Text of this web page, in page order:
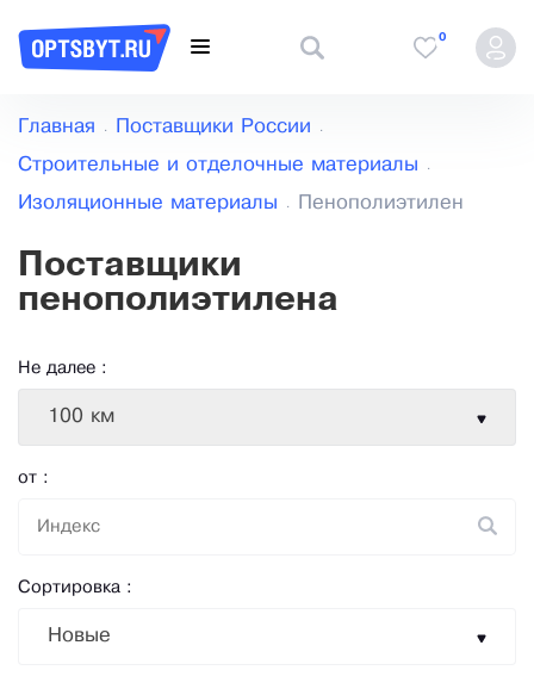
0
Главная Поставщики России
Строительные и отделочные материалы
Изоляционные материалы Пенополиэтилен
Поставщики
пенополиэтилена
Не далее :
100 км
от :
Сортировка :
Новые